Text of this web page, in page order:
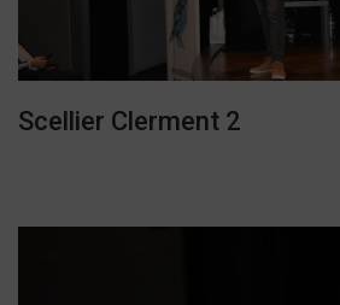
Scellier Clerment 2